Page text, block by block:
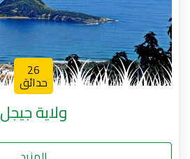
26
حدائق
ولاية جيجل